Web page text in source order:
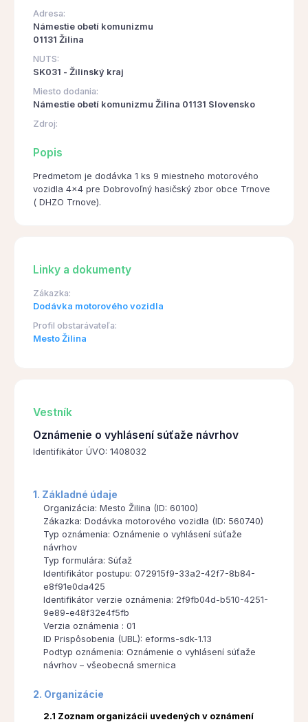
Adresa:
Námestie obetí komunizmu
01131 Žilina
NUTS:
SK031 - Žilinský kraj
Miesto dodania:
Námestie obetí komunizmu Žilina 01131 Slovensko
Zdroj:
Popis
Predmetom je dodávka 1 ks 9 miestneho motorového
vozidla 4x4 pre Dobrovoľný hasičský zbor obce Trnove
( DHZO Trnove).
Linky a dokumenty
Zákazka:
Dodávka motorového vozidla
Profil obstarávateľa:
Mesto Žilina
Vestník
Oznámenie o vyhlásení súťaže návrhov
Identifikátor ÚVO: 1408032
1. Základné údaje
Organizácia: Mesto Žilina (ID: 60100)
Zákazka: Dodávka motorového vozidla (ID: 560740)
Typ oznámenia: Oznámenie o vyhlásení súťaže
návrhov
Typ formulára: Súťaž
Identifikátor postupu: 072915f9-33a2-42f7-8b84-
e8f91e0da425
Identifikátor verzie oznámenia: 2f9fb04d-b510-4251-
9e89-e48f32e4f5fb
Verzia oznámenia : 01
ID Prispôsobenia (UBL): eforms-sdk-1.13
Podtyp oznámenia: Oznámenie o vyhlásení súťaže
návrhov – všeobecná smernica
2. Organizácie
2.1 Zoznam organizácii uvedených v oznámení